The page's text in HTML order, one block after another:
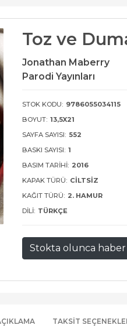
Toz ve
Jonathan Maberry
Parodi Yayınları
STOK KODU: 9786055034115
BOYUT: 13,5X21
SAYFA SAYISI: 552
BASKI SAYISI: 1
BASIM TARIHI: 2016
KAPAK TÜRÜ: CILTSIZ
KAĞIT TÜRÜ: 2. HAMUR
DILI: TÜRKÇE
Stokta olunca
TAKSIT